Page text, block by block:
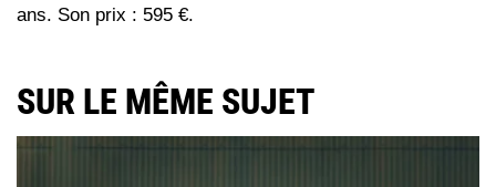
ans. Son prix : 595 €.
SUR LE MÊME SUJET